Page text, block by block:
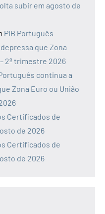
subir em agosto de
PIB Português
que Zona
2º trimestre 2026
continua a
Zona Euro ou União
Certificados de
de 2026
Certificados de
de 2026